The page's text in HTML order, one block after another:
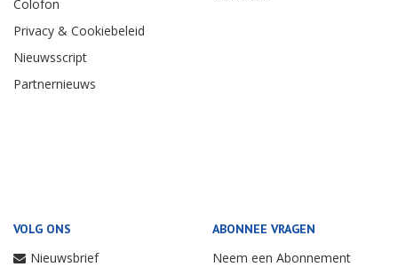
Colofon
Privacy & Cookiebeleid
Nieuwsscript
Partnernieuws
VOLG ONS
Nieuwsbrief
ABONNEE VRAGEN
Neem een Abonnement